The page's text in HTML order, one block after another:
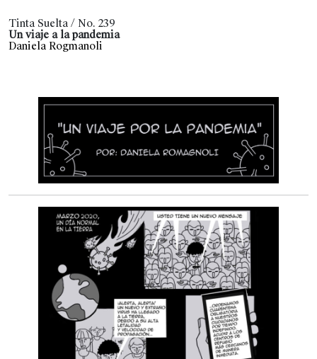
Tinta Suelta / No. 239
Un viaje a la pandemia
Daniela Rogmanoli